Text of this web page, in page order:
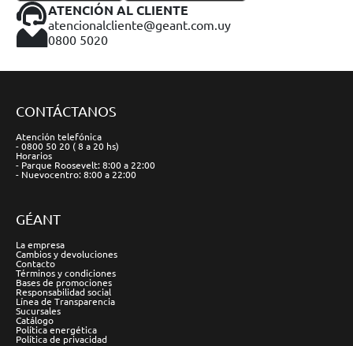
ATENCIÓN AL CLIENTE
atencionalcliente@geant.com.uy
0800 5020
CONTÁCTANOS
Atención telefónica
- 0800 50 20 ( 8 a 20 hs)
Horarios
- Parque Roosevelt: 8:00 a 22:00
- Nuevocentro: 8:00 a 22:00
GÉANT
La empresa
Cambios y devoluciones
Contacto
Términos y condiciones
Bases de promociones
Responsabilidad social
Línea de Transparencia
Sucursales
Catálogo
Política energética
Política de privacidad